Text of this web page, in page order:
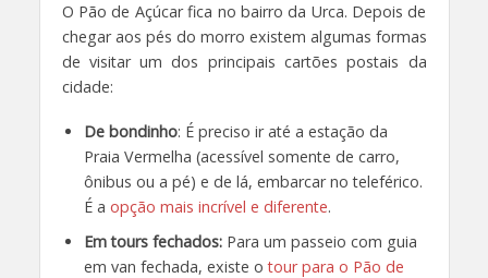
O Pão de Açúcar fica no bairro da Urca. Depois de
chegar aos pés do morro existem algumas formas
de visitar um dos principais cartões postais da
cidade:
De bondinho: É preciso ir até a estação da
Praia Vermelha (acessível somente de carro,
ônibus ou a pé) e de lá, embarcar no teleférico.
É a opção mais incrível e diferente.
Em tours fechados: Para um passeio com guia
em van fechada, existe otour para o Pão de